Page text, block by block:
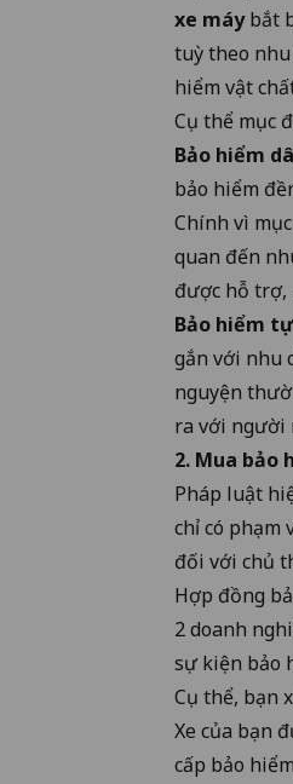
xe máybắt
tuỳ theo
hiểm vật
Cụ thể mục
Bảo hiểm
bảo hiểm
Chính vì
quan đến
được hỗ trợ,
Bảo hiểm
gắn với nhu
nguyện
ra với người
2. Mua bảo
Pháp luật
chỉ có phạm
đối với chủ
Hợp đồng
2 doanh
sự kiện bảo
Cụ thể, bạn
Xe của bạn
cấp bảo